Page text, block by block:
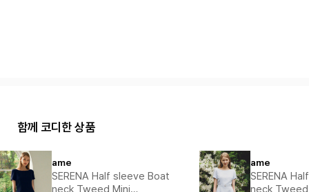
함께 코디한 상품
ame
SERENA Half sleeve Boat
neck Tweed Mini
ame
SERENA
neck